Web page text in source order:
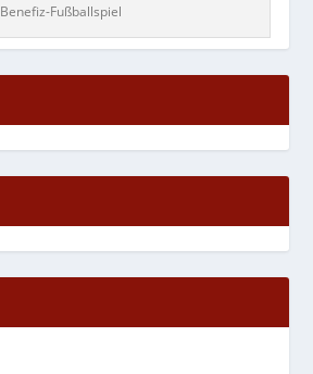
Benefiz-Fußballspiel